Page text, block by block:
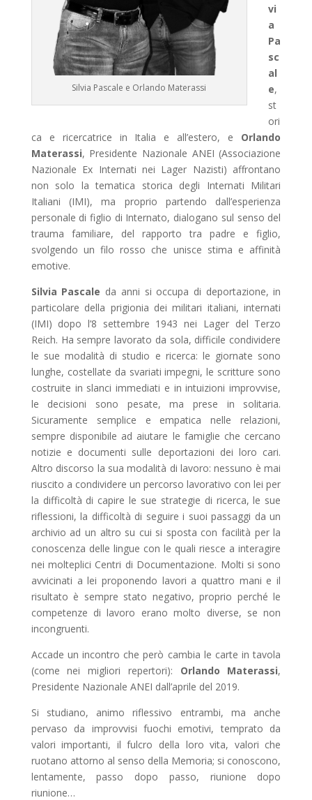
Silvia Pascale e Orlando Materassi
vi
a
Pa
sc
al
e,
st
ori
ca e ricercatrice in Italia e all’estero, e Orlando
Materassi, Presidente Nazionale ANEI (Associazione
Nazionale Ex Internati nei Lager Nazisti) affrontano
non solo la tematica storica degli Internati Militari
Italiani (IMI), ma proprio partendo dall’esperienza
personale di figlio di Internato, dialogano sul senso del
trauma familiare, del rapporto tra padre e figlio,
svolgendo un filo rosso che unisce stima e affinità
emotive.
Silvia Pascale da anni si occupa di deportazione, in
particolare della prigionia dei militari italiani, internati
(IMI) dopo l’8 settembre 1943 nei Lager del Terzo
Reich. Ha sempre lavorato da sola, difficile condividere
le sue modalità di studio e ricerca: le giornate sono
lunghe, costellate da svariati impegni, le scritture sono
costruite in slanci immediati e in intuizioni improvvise,
le decisioni sono pesate, ma prese in solitaria.
Sicuramente semplice e empatica nelle relazioni,
sempre disponibile ad aiutare le famiglie che cercano
notizie e documenti sulle deportazioni dei loro cari.
Altro discorso la sua modalità di lavoro: nessuno è mai
riuscito a condividere un percorso lavorativo con lei per
la difficoltà di capire le sue strategie di ricerca, le sue
riflessioni, la difficoltà di seguire i suoi passaggi da un
archivio ad un altro su cui si sposta con facilità per la
conoscenza delle lingue con le quali riesce a interagire
nei molteplici Centri di Documentazione. Molti si sono
avvicinati a lei proponendo lavori a quattro mani e il
risultato è sempre stato negativo, proprio perché le
competenze di lavoro erano molto diverse, se non
incongruenti.
Accade un incontro che però cambia le carte in tavola
(come nei migliori repertori): Orlando Materassi,
Presidente Nazionale ANEI dall’aprile del 2019.
Si studiano, animo riflessivo entrambi, ma anche
pervaso da improvvisi fuochi emotivi, temprato da
valori importanti, il fulcro della loro vita, valori che
ruotano attorno al senso della Memoria; si conoscono,
lentamente, passo dopo passo, riunione dopo
riunione…